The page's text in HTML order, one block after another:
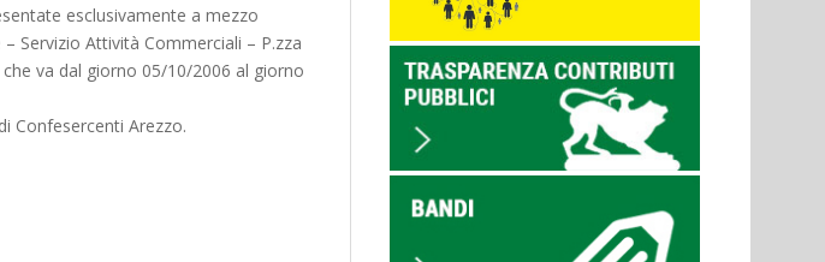
esclusivamente a mezzo
Servizio Attività Commerciali – P.zza
va dal giorno 05/10/2006 al giorno
Confesercenti Arezzo.